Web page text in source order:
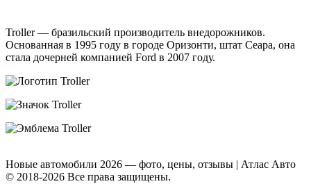
Troller — бразильский производитель внедорожников.
Основанная в 1995 году в городе Оризонти, штат Сеара, она
стала дочерней компанией Ford в 2007 году.
Новые автомобили 2026 — фото, цены, отзывы | Атлас Авто
© 2018-2026 Все права защищены.